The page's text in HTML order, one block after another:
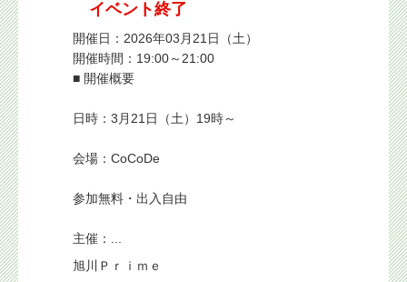
イベント終了
開催日：2026年03月21日（土）
開催時間：19:00～21:00
■ 開催概要
日時：3月21日（土）19時～
会場：CoCoDe
参加無料・出入自由
主催：...
旭川Ｐｒｉｍｅ